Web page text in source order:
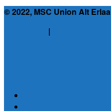
© 2022, MSC Union Alt Erlaa
|